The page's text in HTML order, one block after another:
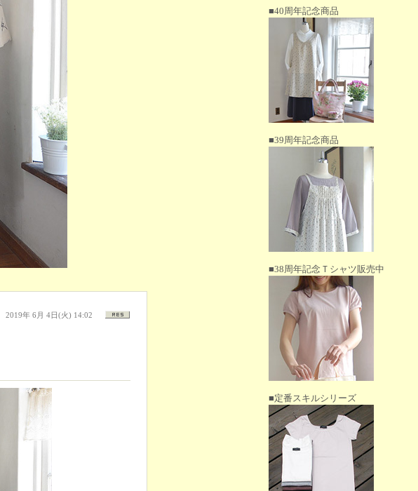
2019年 6月 4日(火) 14:02
■40周年記念商品
■39周年記念商品
■38周年記念Ｔシャツ販売中
■定番スキルシリーズ